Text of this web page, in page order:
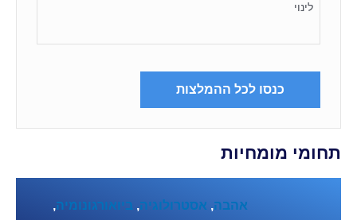
לינוי
כנסו לכל ההמלצות
תחומי מומחיות
אהבה, אסטרולוגיה, ביואורגונומיה,